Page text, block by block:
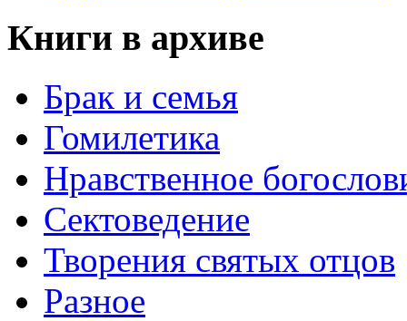
Книги в архиве
Брак и семья
Гомилетика
Нравственное
Сектоведение
Творения святых отцов
Разное